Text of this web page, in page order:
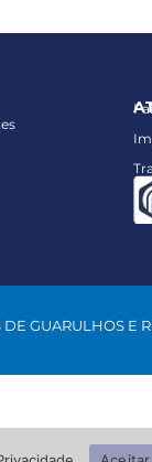
DE GUARULHOS E